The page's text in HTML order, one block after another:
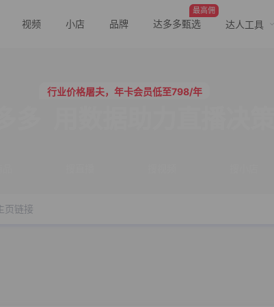
视频 小店 品牌
最高佣
达多多甄选 达人工具
行业价格屠夫，年卡会员低至798/年